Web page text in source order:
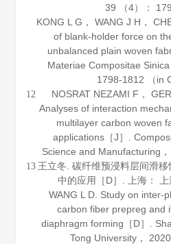
39 （4）：
KONG L G， WANG J H，
of blank-holder force on
unbalanced plain woven
Materiae Compositae Sinica
1798-1812 （in
12
NOSRAT NEZAMI F，
Analyses of interaction
multilayer carbon woven
applications［J］.
Science and Manufacturing ，
13 王立冬. 碳纤维预浸料层间滑
中的应用［D］. 上海： 上
WANG L D. Study on inter-
carbon fiber prepreg and
diaphragm forming［D］.
Tong University， 2020